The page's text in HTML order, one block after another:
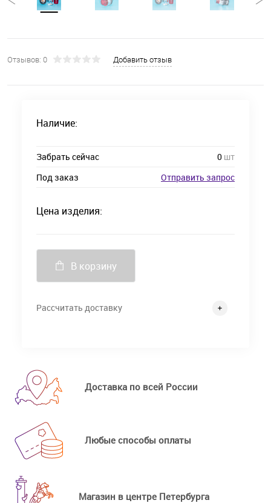
Отзывов: 0 Добавить отзыв
Наличие:
Забрать сейчас 0 шт
Под заказ
Отправить запрос
Цена изделия:
В корзину
Рассчитать доставку
Доставка по всей России
Любые способы оплаты
Магазин в центре Петербурга